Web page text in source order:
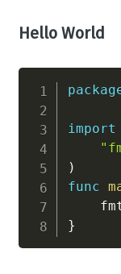
Hello World
import
)
func
}